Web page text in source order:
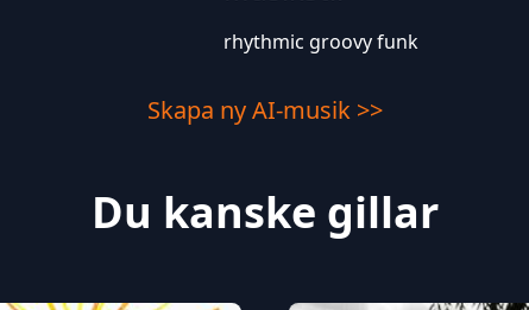
rhythmic groovy funk
Skapa ny AI-musik >>
Du kanske gillar